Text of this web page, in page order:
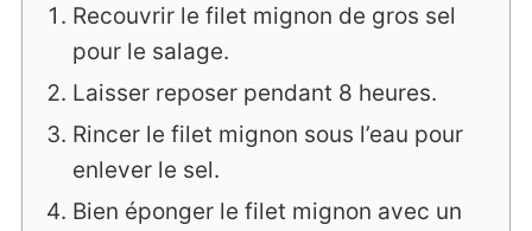
Recouvrir le filet mignon de gros sel
pour le salage.
Laisser reposer pendant 8 heures.
Rincer le filet mignon sous l’eau pour
enlever le sel.
Bien éponger le filet mignon avec un